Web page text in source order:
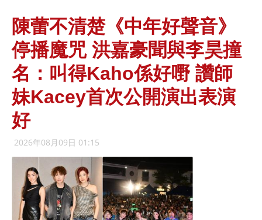
陳蕾不清楚《中年好聲音》
停播魔咒 洪嘉豪聞與李昊撞
名：叫得Kaho係好嘢 讚師
妹Kacey首次公開演出表演
好
2026年08月09日 01:15